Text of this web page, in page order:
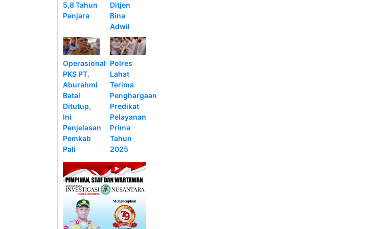
5,8 Tahun
Penjara
Ditjen
Bina
Adwil
Operasional
PKS PT.
Aburahmi
Batal
Ditutup,
Ini
Penjelasan
Pemkab
Pali
Polres
Lahat
Terima
Penghargaan
Predikat
Pelayanan
Prima
Tahun
2025